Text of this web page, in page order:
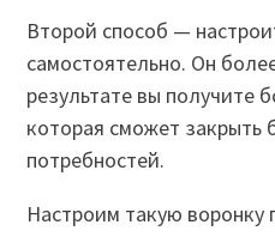
Второй способ —
самостоятельно. Он
результате вы получите
которая сможет закрыть
потребностей.
Настроим такую воронку